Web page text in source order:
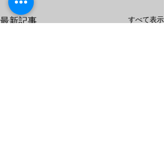
最新記事 すべて表示